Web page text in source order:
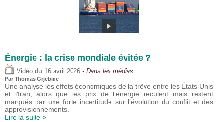
Énergie : la crise mondiale évitée ?
Vidéo du 16 avril 2026 - Dans les médias
Par Thomas Grjebine
Une analyse les effets économiques de la trêve entre les États-Unis
et l’Iran, alors que les prix de l’énergie reculent mais restent
marqués par une forte incertitude sur l’évolution du conflit et des
approvisionnements.
Lire la suite >